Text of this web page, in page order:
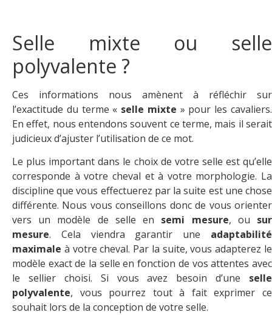
Selle mixte ou selle
polyvalente ?
Ces informations nous amènent à réfléchir sur
l’exactitude du terme « selle mixte » pour les cavaliers.
En effet, nous entendons souvent ce terme, mais il serait
judicieux d’ajuster l’utilisation de ce mot.
Le plus important dans le choix de votre selle est qu’elle
corresponde à votre cheval et à votre morphologie. La
discipline que vous effectuerez par la suite est une chose
différente. Nous vous conseillons donc de vous orienter
vers un modèle de selle en semi mesure, ou sur
mesure. Cela viendra garantir une adaptabilité
maximale à votre cheval. Par la suite, vous adapterez le
modèle exact de la selle en fonction de vos attentes avec
le sellier choisi. Si vous avez besoin d’une selle
polyvalente, vous pourrez tout à fait exprimer ce
souhait lors de la conception de votre selle.